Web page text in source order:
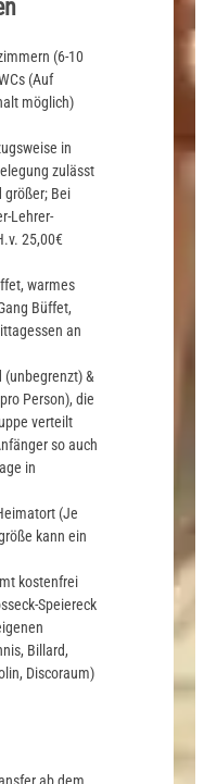
(6-10
(Auf
möglich)
in
zulässt
größer; Bei
Lehrer-
25,00€
warmes
Büffet,
an
(unbegrenzt) &
Person), die
verteilt
so auch
in
(Je
kann ein
kostenfrei
Speiereck
Billard,
Discoraum)